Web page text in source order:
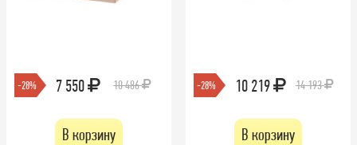
-28% 7 550 10 486
В корзину
-28% 10 219 14 193
В корзину